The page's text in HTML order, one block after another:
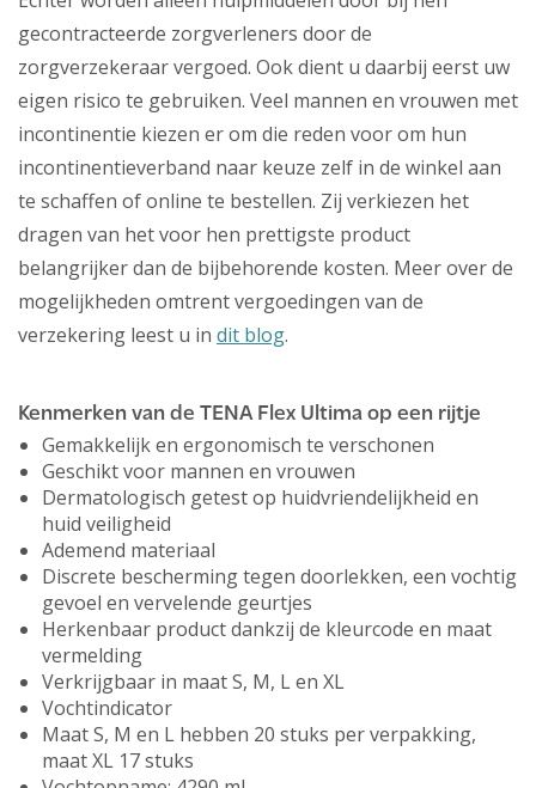
gecontracteerde zorgverleners door de
zorgverzekeraar vergoed. Ook dient u daarbij eerst uw
eigen risico te gebruiken. Veel mannen en vrouwen met
incontinentie kiezen er om die reden voor om hun
incontinentieverband naar keuze zelf in de winkel aan
te schaffen of online te bestellen. Zij verkiezen het
dragen van het voor hen prettigste product
belangrijker dan de bijbehorende kosten. Meer over de
mogelijkheden omtrent vergoedingen van de
verzekering leest u in dit blog.
Kenmerken van de TENA Flex Ultima op een rijtje
Gemakkelijk en ergonomisch te verschonen
Geschikt voor mannen en vrouwen
Dermatologisch getest op huidvriendelijkheid en
huid veiligheid
Ademend materiaal
Discrete bescherming tegen doorlekken, een vochtig
gevoel en vervelende geurtjes
Herkenbaar product dankzij de kleurcode en maat
vermelding
Verkrijgbaar in maat S, M, L en XL
Vochtindicator
Maat S, M en L hebben 20 stuks per verpakking,
maat XL 17 stuks